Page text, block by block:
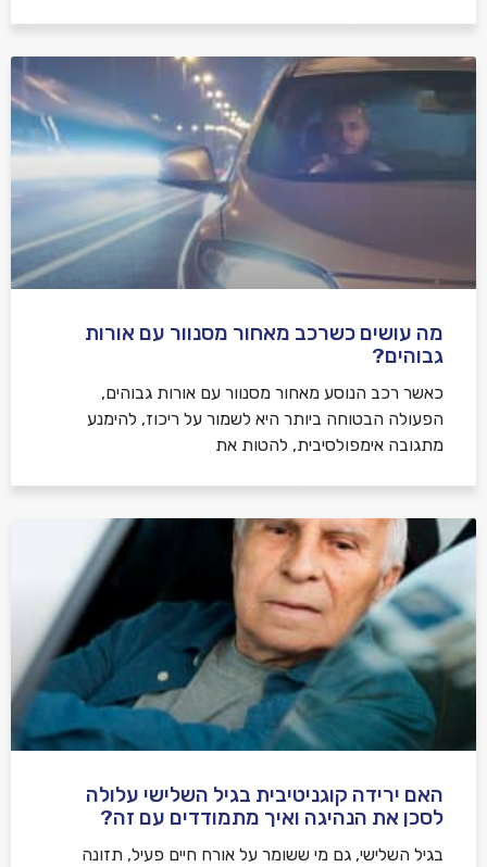
מה עושים כשרכב מאחור מסנוור עם אורות
גבוהים?
כאשר רכב הנוסע מאחור מסנוור עם אורות גבוהים,
הפעולה הבטוחה ביותר היא לשמור על ריכוז, להימנע
מתגובה אימפולסיבית, להטות את
האם ירידה קוגניטיבית בגיל השלישי עלולה
לסכן את הנהיגה ואיך מתמודדים עם זה?
בגיל השלישי, גם מי ששומר על אורח חיים פעיל, תזונה